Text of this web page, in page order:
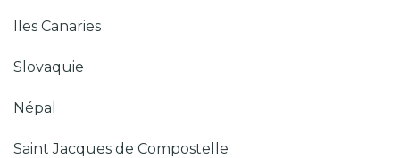
Iles Canaries
Slovaquie
Népal
Saint Jacques de Compostelle